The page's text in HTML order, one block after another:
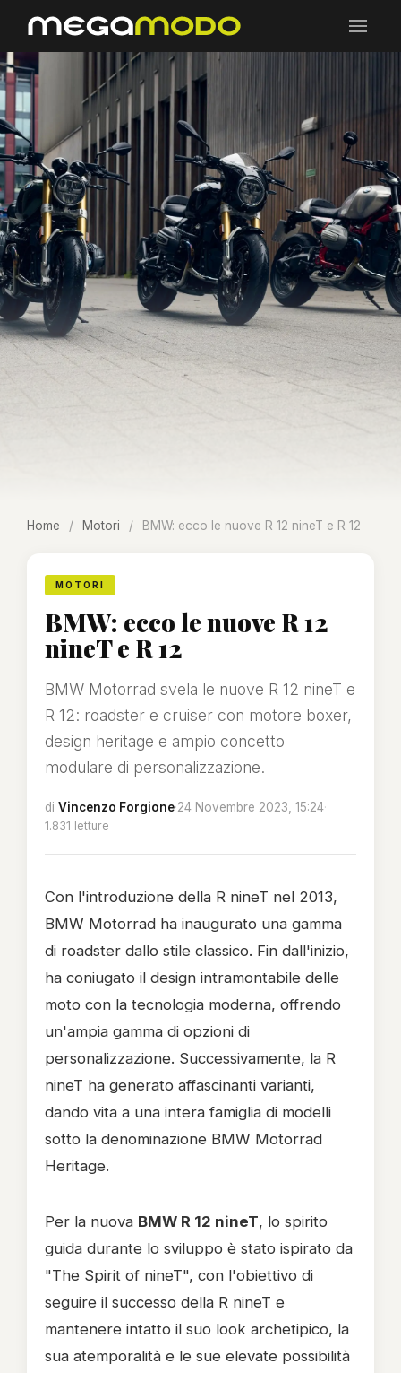
Home / Motori / BMW: ecco le nuove R 12 nineT e R 12
MOTORI
BMW: ecco le nuove R 12
nineT e R 12
BMW Motorrad svela le nuove R 12 nineT e
R 12: roadster e cruiser con motore boxer,
design heritage e ampio concetto
modulare di personalizzazione.
di Vincenzo Forgione·24 Novembre 2023, 15:24·
1.831 letture
Con l'introduzione della R nineT nel 2013,
BMW Motorrad ha inaugurato una gamma
di roadster dallo stile classico. Fin dall'inizio,
ha coniugato il design intramontabile delle
moto con la tecnologia moderna, offrendo
un'ampia gamma di opzioni di
personalizzazione. Successivamente, la R
nineT ha generato affascinanti varianti,
dando vita a una intera famiglia di modelli
sotto la denominazione BMW Motorrad
Heritage.
Per la nuova BMW R 12 nineT, lo spirito
guida durante lo sviluppo è stato ispirato da
"The Spirit of nineT", con l'obiettivo di
seguire il successo della R nineT e
mantenere intatto il suo look archetipico, la
sua atemporalità e le sue elevate possibilità